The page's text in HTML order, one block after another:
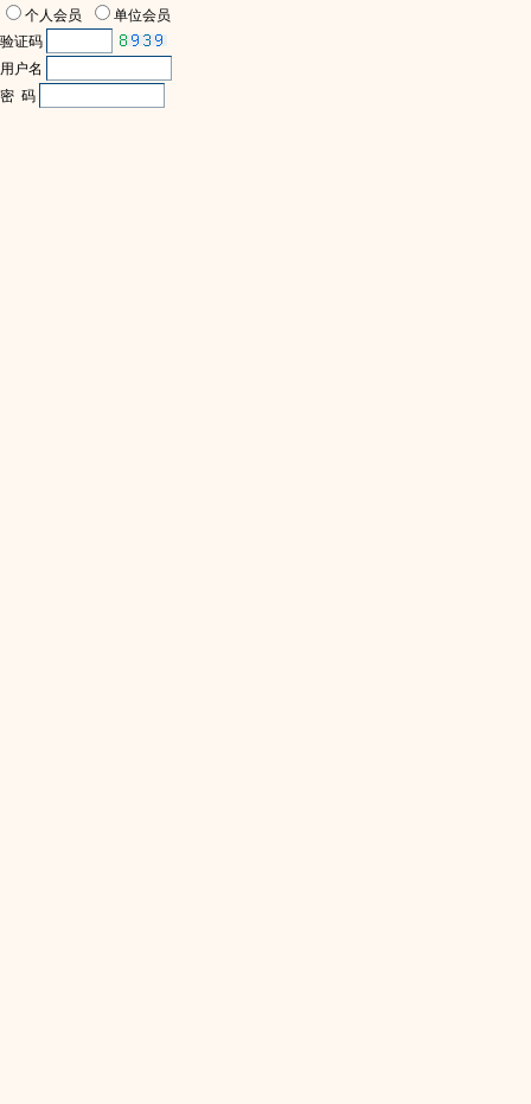
个人会员
单位会员
验证码
用户名
密 码